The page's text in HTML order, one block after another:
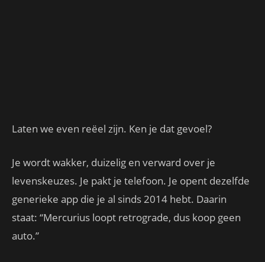
Laten we even reëel zijn. Ken je dat gevoel?
Je wordt wakker, duizelig en verward over je
levenskeuzes. Je pakt je telefoon. Je opent dezelfde
generieke app die je al sinds 2014 hebt. Daarin
staat: “Mercurius loopt retrograde, dus koop geen
auto.”